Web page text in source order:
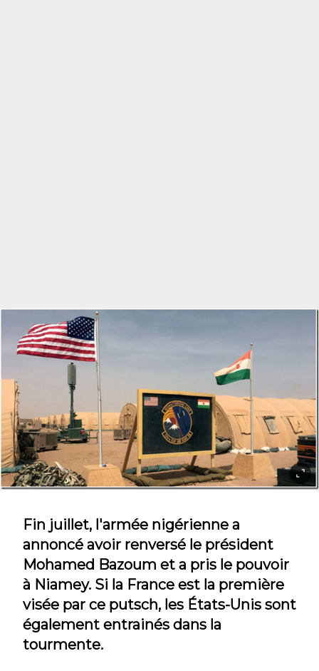
Fin juillet, l'armée nigérienne a
annoncé avoir renversé le président
Mohamed Bazoum et a pris le pouvoir
à Niamey. Si la France est la première
visée par ce putsch, les États-Unis sont
également entrainés dans la
tourmente.